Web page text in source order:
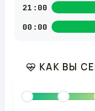
21:00
00:00
КАК ВЫ